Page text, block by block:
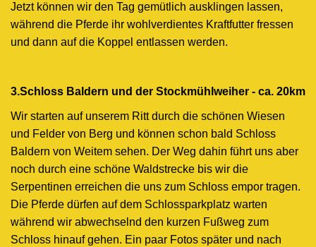
Jetzt können wir den Tag gemütlich ausklingen lassen,
während die Pferde ihr wohlverdientes Kraftfutter fressen
und dann auf die Koppel entlassen werden.
3.Schloss Baldern und der Stockmühlweiher - ca. 20km
Wir starten auf unserem Ritt durch die schönen Wiesen
und Felder von Berg und können schon bald Schloss
Baldern von Weitem sehen. Der Weg dahin führt uns aber
noch durch eine schöne Waldstrecke bis wir die
Serpentinen erreichen die uns zum Schloss empor tragen.
Die Pferde dürfen auf dem Schlossparkplatz warten
während wir abwechselnd den kurzen Fußweg zum
Schloss hinauf gehen. Ein paar Fotos später und nach